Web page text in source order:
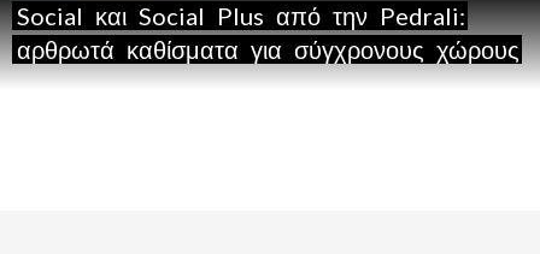
Social και Social Plus από την Pedrali:
αρθρωτά καθίσματα για σύγχρονους χώρους